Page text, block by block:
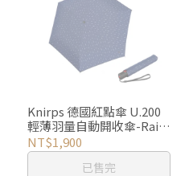
Knirps 德國紅點傘 U.200
輕薄羽量自動開收傘-Rain
Blue
NT$1,900
已售完